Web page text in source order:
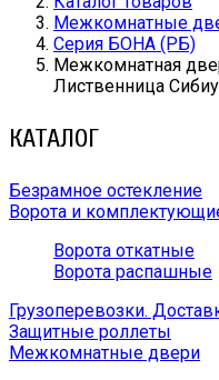
Межкомнатные
Серия БОНА (РБ)
Межкомнатная
Лиственница
КАТАЛОГ
Безрамное остекление
Ворота и
Ворота откатные
Ворота распашные
Грузоперевозки.
Защитные роллеты
Межкомнатные двери